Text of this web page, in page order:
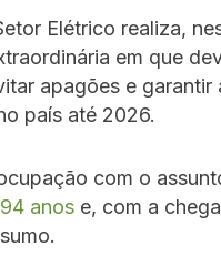
Elétrico realiza,
em que
apagões e garantir
país até 2026.
com o
anos e, com a